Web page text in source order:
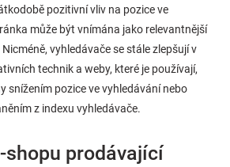
pozitivní vliv na pozice ve
může být vnímána jako relevantnější
vyhledávače se stále zlepšují v
technik a weby, které je používají,
snížením pozice ve vyhledávání nebo
z indexu vyhledávače.
shopu prodávající